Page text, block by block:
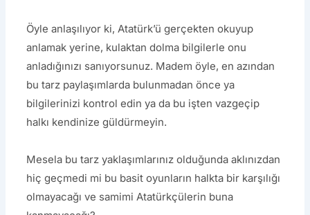
Öyle anlaşılıyor ki, Atatürk’ü gerçekten okuyup
anlamak yerine, kulaktan dolma bilgilerle onu
anladığınızı sanıyorsunuz. Madem öyle, en azından
bu tarz paylaşımlarda bulunmadan önce ya
bilgilerinizi kontrol edin ya da bu işten vazgeçip
halkı kendinize güldürmeyin.
Mesela bu tarz yaklaşımlarınız olduğunda aklınızdan
hiç geçmedi mi bu basit oyunların halkta bir karşılığı
olmayacağı ve samimi Atatürkçülerin buna